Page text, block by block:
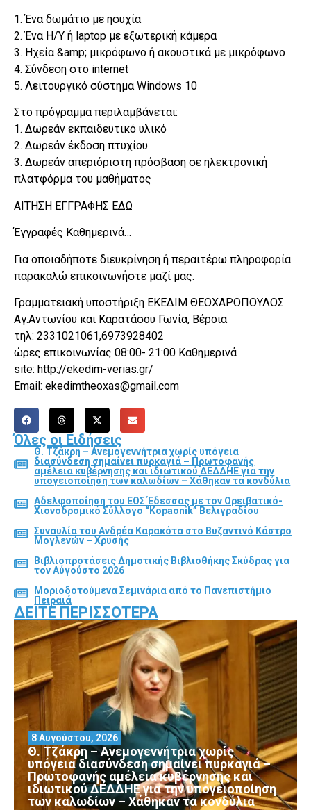
1. Ένα δωμάτιο με ησυχία
2. Ένα Η/Υ ή laptop με εξωτερική κάμερα
3. Ηχεία &amp; μικρόφωνο ή ακουστικά με μικρόφωνο
4. Σύνδεση στο internet
5. Λειτουργικό σύστημα Windows 10
Στο πρόγραμμα περιλαμβάνεται:
1. Δωρεάν εκπαιδευτικό υλικό
2. Δωρεάν έκδοση πτυχίου
3. Δωρεάν απεριόριστη πρόσβαση σε ηλεκτρονική
πλατφόρμα του μαθήματος
ΑΙΤΗΣΗ ΕΓΓΡΑΦΗΣ ΕΔΩ
Έγγραφές Καθημερινά…
Για οποιαδήποτε διευκρίνηση ή περαιτέρω πληροφορία
παρακαλώ επικοινωνήστε μαζί μας.
Γραμματειακή υποστήριξη ΕΚΕΔΙΜ ΘΕΟΧΑΡΟΠΟΥΛΟΣ
Αγ.Αντωνίου και Καρατάσου Γωνία, Βέροια
τηλ: 2331021061,6973928402
ώρες επικοινωνίας 08:00- 21:00 Καθημερινά
site: http://ekedim-verias.gr/
Email: ekedimtheoxas@gmail.com
Όλες οι Ειδήσεις
Θ. Τζάκρη – Ανεμογεννήτρια χωρίς υπόγεια
διασύνδεση σημαίνει πυρκαγιά – Πρωτοφανής
αμέλεια κυβέρνησης και ιδιωτικού ΔΕΔΔΗΕ για την
υπογειοποίηση των καλωδίων – Χάθηκαν τα κονδύλια
Αδελφοποίηση του ΕΟΣ Έδεσσας με τον Ορειβατικό-
Χιονοδρομικό Σύλλογο “Kopaonik” Βελιγραδίου
Συναυλία του Ανδρέα Καρακότα στο Βυζαντινό Κάστρο
Μογλενών – Χρυσής
Βιβλιοπροτάσεις Δημοτικής Βιβλιοθήκης Σκύδρας για
τον Αύγούστο 2026
Μοριοδοτούμενα Σεμινάρια από το Πανεπιστήμιο
Πειραιά
ΔΕΊΤΕ ΠΕΡΙΣΣΌΤΕΡΑ
Θ. Τζάκρη – Ανεμογεννήτρια χωρίς
υπόγεια διασύνδεση σημαίνει πυρκαγιά –
Πρωτοφανής αμέλεια κυβέρνησης και
ιδιωτικού ΔΕΔΔΗΕ για την υπογειοποίηση
των καλωδίων – Χάθηκαν τα κονδύλια
8 Αυγούστου, 2026